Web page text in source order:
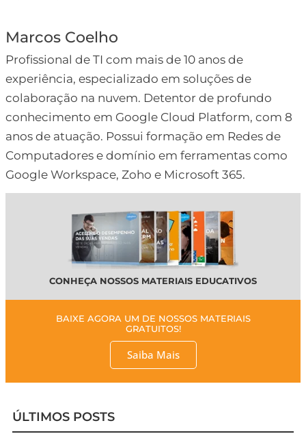
Marcos Coelho
Profissional de TI com mais de 10 anos de
experiência, especializado em soluções de
colaboração na nuvem. Detentor de profundo
conhecimento em Google Cloud Platform, com 8
anos de atuação. Possui formação em Redes de
Computadores e domínio em ferramentas como
Google Workspace, Zoho e Microsoft 365.
CONHEÇA NOSSOS MATERIAIS EDUCATIVOS
BAIXE AGORA UM DE NOSSOS MATERIAIS
GRATUITOS!
Saiba Mais
ÚLTIMOS POSTS